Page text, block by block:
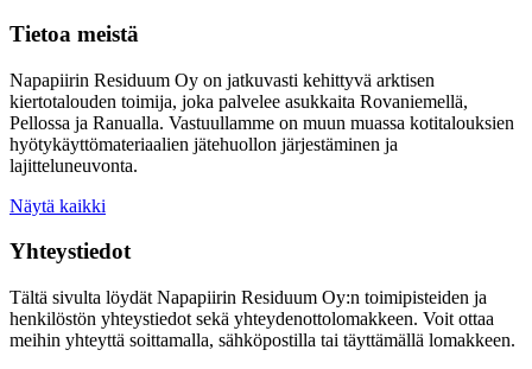
Tietoa meistä
Napapiirin Residuum Oy on jatkuvasti kehittyvä arktisen
kiertotalouden toimija, joka palvelee asukkaita Rovaniemellä,
Pellossa ja Ranualla. Vastuullamme on muun muassa kotitalouksien
hyötykäyttömateriaalien jätehuollon järjestäminen ja
lajitteluneuvonta.
Näytä kaikki
Yhteystiedot
Tältä sivulta löydät Napapiirin Residuum Oy:n toimipisteiden ja
henkilöstön yhteystiedot sekä yhteydenottolomakkeen. Voit ottaa
meihin yhteyttä soittamalla, sähköpostilla tai täyttämällä lomakkeen.